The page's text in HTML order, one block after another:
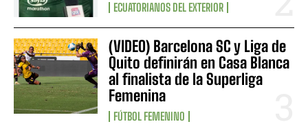
ECUATORIANOS DEL EXTERIOR
(VIDEO) Barcelona SC y Liga de
Quito definirán en Casa Blanca
al finalista de la Superliga
Femenina
FÚTBOL FEMENINO